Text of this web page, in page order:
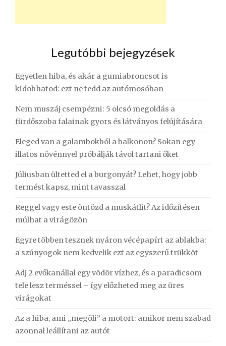
Legutóbbi bejegyzések
Egyetlen hiba, és akár a gumiabroncsot is
kidobhatod: ezt ne tedd az autómosóban
Nem muszáj csempézni: 5 olcsó megoldás a
fürdőszoba falainak gyors és látványos felújítására
Eleged van a galambokból a balkonon? Sokan egy
illatos növénnyel próbálják távol tartani őket
Júliusban ültetted el a burgonyát? Lehet, hogy jobb
termést kapsz, mint tavasszal
Reggel vagy este öntözd a muskátlit? Az időzítésen
múlhat a virágözön
Egyre többen tesznek nyáron vécépapírt az ablakba:
a szúnyogok nem kedvelik ezt az egyszerű trükköt
Adj 2 evőkanállal egy vödör vízhez, és a paradicsom
tele lesz terméssel – így előzheted meg az üres
virágokat
Az a hiba, ami „megöli” a motort: amikor nem szabad
azonnal leállítani az autót